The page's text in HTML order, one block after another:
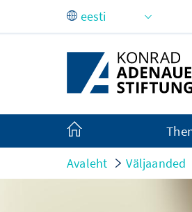
Skip to Main Content
Avaleht Väljaanded